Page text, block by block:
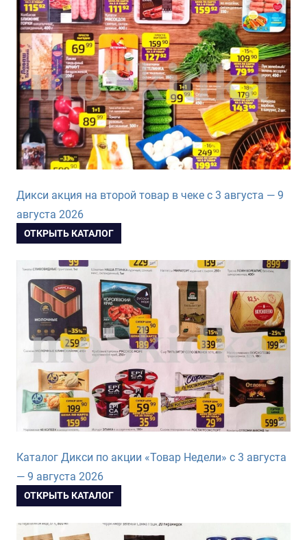
Дикси акция на второй товар в чеке с 3 августа — 9
августа 2026
ОТКРЫТЬ КАТАЛОГ
Каталог Дикси по акции «Товар Недели» с 3 августа
— 9 августа 2026
ОТКРЫТЬ КАТАЛОГ